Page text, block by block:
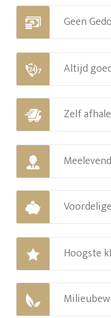
Geen
Altijd
Zelf
Hoogste